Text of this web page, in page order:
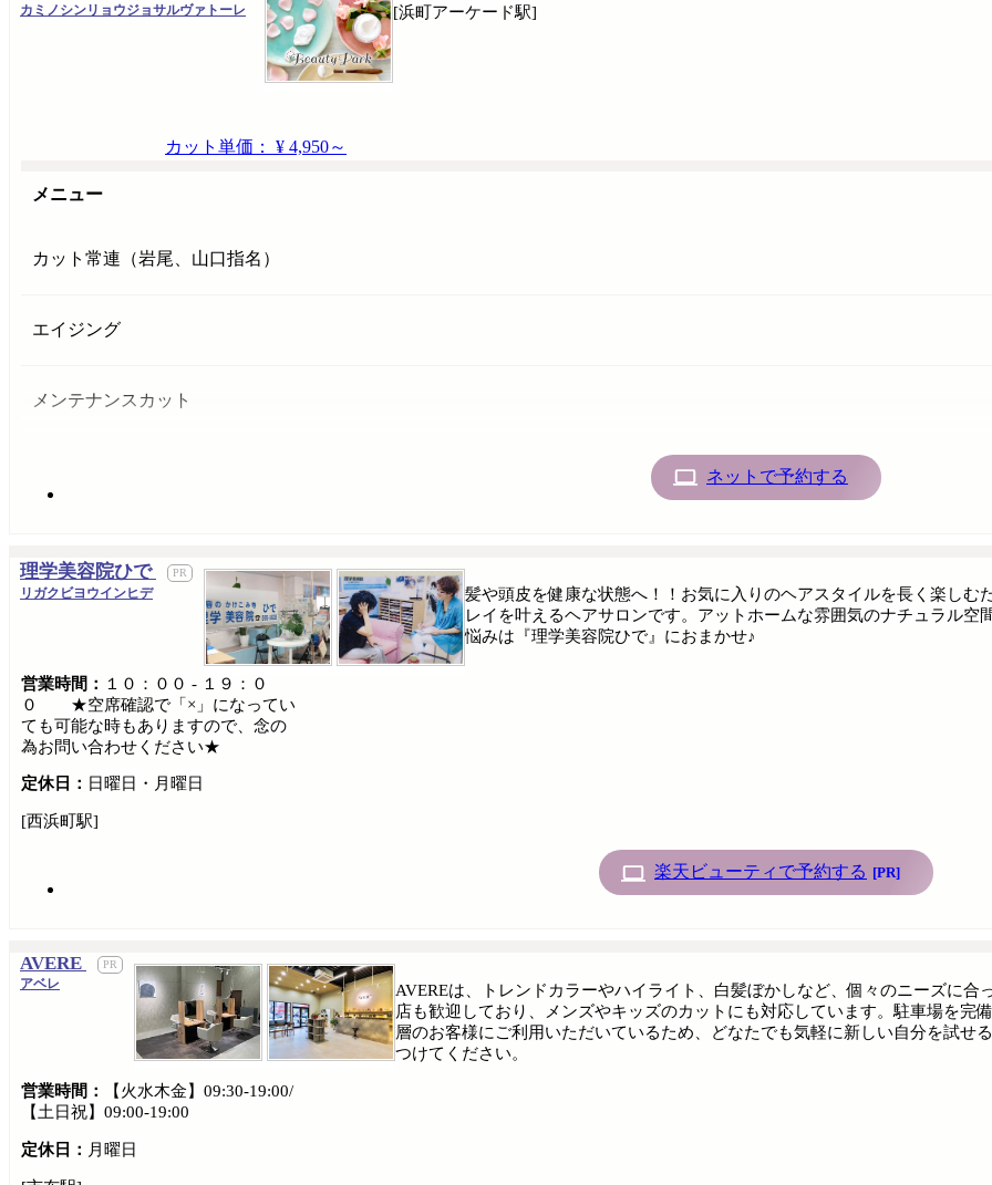
カミノシンリョウジョサルヴァトーレ
カット単価： ¥ 4,950～
[浜町アーケード駅]
メニュー
カット常連（岩尾、山口指名）
エイジング
メンテナンスカット
ネットで予約する
理学美容院ひで
リガクビヨウインヒデ
髪や頭皮を健康な状態へ！！お気に入りのヘアスタイルを長く楽し
レイを叶えるヘアサロンです。アットホームな雰囲気のナチュラル
悩みは『理学美容院ひで』におまかせ♪
営業時間：
１０：００ ‐ １９：０
０ ★空席確認で「×」になってい
ても可能な時もありますので、念の
為お問い合わせください★
定休日： 日曜日・月曜日
[西浜町駅]
楽天ビューティで予約する [PR]
AVERE
アベレ
AVEREは、トレンドカラーやハイライト、白髪ぼかしなど、個々のニーズに
店も歓迎しており、メンズやキッズのカットにも対応しています。駐車場を完
層のお客様にご利用いただいているため、どなたでも気軽に新しい自分を試せ
つけてください。
営業時間：
【火水木金】09:30-19:00/
【土日祝】09:00-19:00
定休日： 月曜日